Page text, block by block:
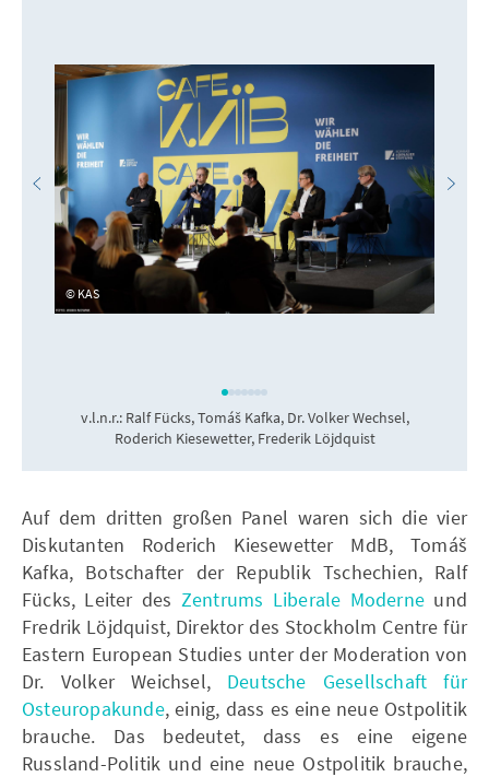
KAS
v.l.n.r.: Ralf Fücks, Tomáš Kafka, Dr. Volker Wechsel,
Roderich Kiesewetter, Frederik Löjdquist
Auf dem dritten großen Panel waren sich die vier
Diskutanten Roderich Kiesewetter MdB, Tomáš
Kafka, Botschafter der Republik Tschechien, Ralf
Fücks, Leiter des Zentrums Liberale Moderne und
Fredrik Löjdquist, Direktor des Stockholm Centre für
Eastern European Studies unter der Moderation von
Dr. Volker Weichsel, Deutsche Gesellschaft für
Osteuropakunde, einig, dass es eine neue Ostpolitik
brauche. Das bedeutet, dass es eine eigene
Russland-Politik und eine neue Ostpolitik brauche,